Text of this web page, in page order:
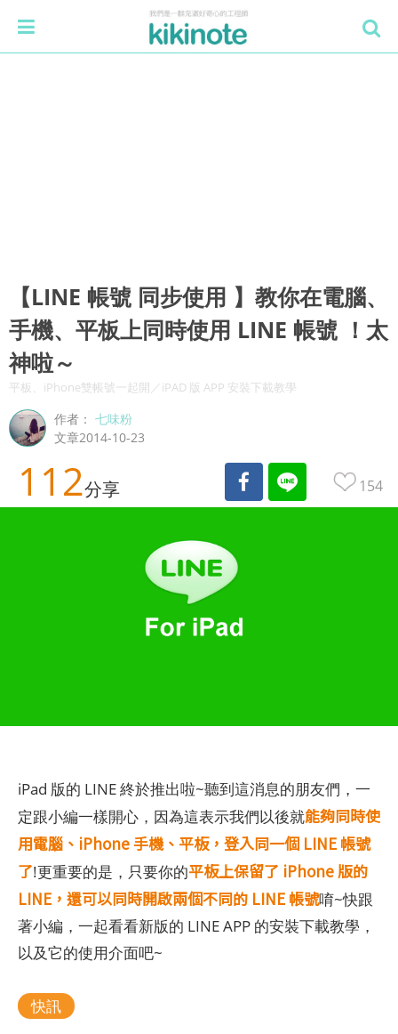
【LINE 帳號 同步使用 】教你在電腦、
手機、平板上同時使用 LINE 帳號 ！太
神啦～
平板、iPhone雙帳號一起開／iPAD 版 APP 安裝下載教學
作者：七味粉
文章2014-10-23
112分享 154
iPad 版的 LINE 終於推出啦~聽到這消息的朋友們，一
定跟小編一樣開心，因為這表示我們以後就能夠同時使
用電腦、iPhone 手機、平板，登入同一個 LINE 帳號
了!更重要的是，只要你的平板上保留了 iPhone 版的
LINE，還可以同時開啟兩個不同的 LINE 帳號唷~快跟
著小編，一起看看新版的 LINE APP 的安裝下載教學，
以及它的使用介面吧~
快訊